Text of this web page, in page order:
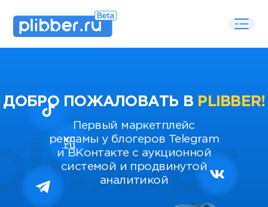
ДОБРО ПОЖАЛОВАТЬ В PLIBBER!
Первый маркетплейс
рекламы у блогеров Telegram
и ВКонтакте с аукционной
системой и продвинутой
аналитикой